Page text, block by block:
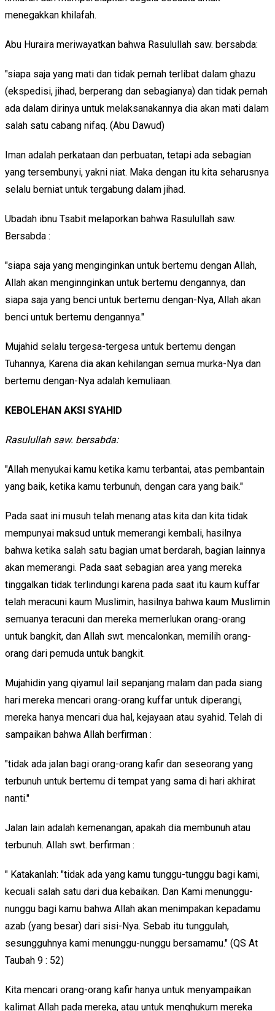
menegakkan khilafah.
Abu Huraira meriwayatkan bahwa Rasulullah saw. bersabda:
"siapa saja yang mati dan tidak pernah terlibat dalam ghazu
(ekspedisi, jihad, berperang dan sebagianya) dan tidak pernah
ada dalam dirinya untuk melaksanakannya dia akan mati dalam
salah satu cabang nifaq. (Abu Dawud)
Iman adalah perkataan dan perbuatan, tetapi ada sebagian
yang tersembunyi, yakni niat. Maka dengan itu kita seharusnya
selalu berniat untuk tergabung dalam jihad.
Ubadah ibnu Tsabit melaporkan bahwa Rasulullah saw.
Bersabda :
"siapa saja yang menginginkan untuk bertemu dengan Allah,
Allah akan menginnginkan untuk bertemu dengannya, dan
siapa saja yang benci untuk bertemu dengan-Nya, Allah akan
benci untuk bertemu dengannya."
Mujahid selalu tergesa-tergesa untuk bertemu dengan
Tuhannya, Karena dia akan kehilangan semua murka-Nya dan
bertemu dengan-Nya adalah kemuliaan.
KEBOLEHAN AKSI SYAHID
Rasulullah saw. bersabda:
"Allah menyukai kamu ketika kamu terbantai, atas pembantain
yang baik, ketika kamu terbunuh, dengan cara yang baik."
Pada saat ini musuh telah menang atas kita dan kita tidak
mempunyai maksud untuk memerangi kembali, hasilnya
bahwa ketika salah satu bagian umat berdarah, bagian lainnya
akan memerangi. Pada saat sebagian area yang mereka
tinggalkan tidak terlindungi karena pada saat itu kaum kuffar
telah meracuni kaum Muslimin, hasilnya bahwa kaum Muslimin
semuanya teracuni dan mereka memerlukan orang-orang
untuk bangkit, dan Allah swt. mencalonkan, memilih orang-
orang dari pemuda untuk bangkit.
Mujahidin yang qiyamul lail sepanjang malam dan pada siang
hari mereka mencari orang-orang kuffar untuk diperangi,
mereka hanya mencari dua hal, kejayaan atau syahid. Telah di
sampaikan bahwa Allah berfirman :
"tidak ada jalan bagi orang-orang kafir dan seseorang yang
terbunuh untuk bertemu di tempat yang sama di hari akhirat
nanti."
Jalan lain adalah kemenangan, apakah dia membunuh atau
terbunuh. Allah swt. berfirman :
" Katakanlah: "tidak ada yang kamu tunggu-tunggu bagi kami,
kecuali salah satu dari dua kebaikan. Dan Kami menunggu-
nunggu bagi kamu bahwa Allah akan menimpakan kepadamu
azab (yang besar) dari sisi-Nya. Sebab itu tunggulah,
sesungguhnya kami menunggu-nunggu bersamamu." (QS At
Taubah 9 : 52)
Kita mencari orang-orang kafir hanya untuk menyampaikan
kalimat Allah pada mereka, atau untuk menghukum mereka